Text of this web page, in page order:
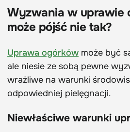
Wyzwania w uprawie
może pójść nie tak?
Uprawa ogórków może być
ale niesie ze sobą pewne
wrażliwe na warunki
odpowiedniej pielęgnacji.
Niewłaściwe warunki